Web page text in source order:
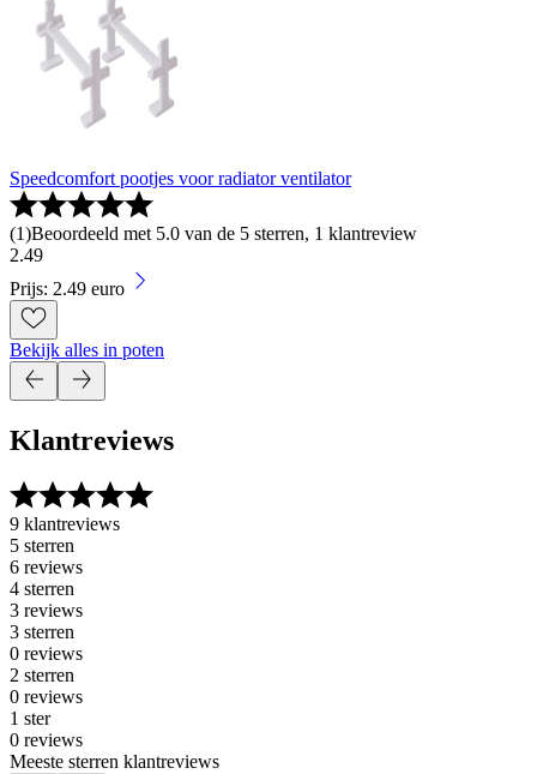
Speedcomfort pootjes voor radiator ventilator
(1)Beoordeeld met 5.0 van de 5 sterren, 1 klantreview
2.49
Prijs: 2.49 euro
Bekijk alles in poten
Klantreviews
9 klantreviews
5 sterren
6 reviews
4 sterren
3 reviews
3 sterren
0 reviews
2 sterren
0 reviews
1 ster
0 reviews
Meeste sterren klantreviews